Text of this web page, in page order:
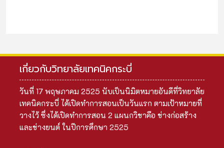
เกี่ยวกับวิทยาลัยเทคนิคกระบี่
วันที่ 17 พฤษภาคม 2525 นับเป็นนิมิตหมายอันดีที่วิทยาลัย
เทคนิคกระบี่ ได้เปิดทำการสอนเป็นวันแรก ตามเป้าหมายที่
วางไว้ ซึ่งได้เปิดทำการสอน 2 แผนกวิชาคือ ช่างก่อสร้าง
และช่างยนต์ ในปีการศึกษา 2525